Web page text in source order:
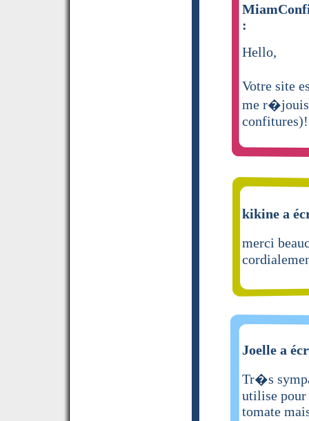
:
Hello,
Votre site
me r�jouis
kikine a
merci
Joelle a
Tr�s
utilise pour
tomate